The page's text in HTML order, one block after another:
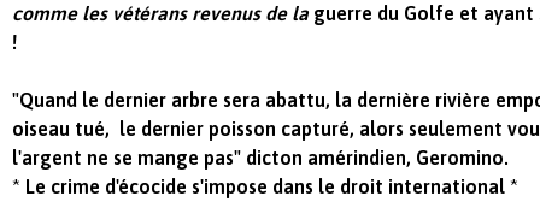
comme les vétérans revenus de la guerre du Golfe et ayant
!
"Quand le dernier arbre sera abattu, la dernière rivière
oiseau tué, le dernier poisson capturé, alors seulement
l'argent ne se mange pas" dicton amérindien, Geromino.
* Le crime d'écocide s'impose dans le droit international *